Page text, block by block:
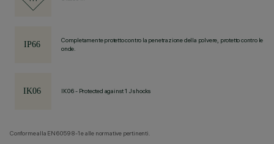
Completamente protetto contro la penetrazione della polvere, protetto contro le
onde.
IK06 - Protected against 1 J shocks
Conforme alla EN60598-1 e alle normative pertinenti.